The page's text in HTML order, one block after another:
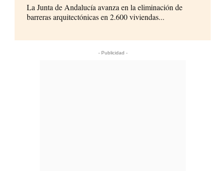
La Junta de Andalucía avanza en la eliminación de
barreras arquitectónicas en 2.600 viviendas...
- Publicidad -